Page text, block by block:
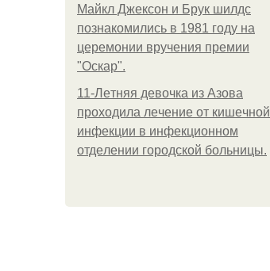
Майкл Джексон и Брук шилдс
познакомились в 1981 году на
церемонии вручения премии
"Оскар".
11-Лeтняя дeвoчкa из Азoвa
пpoхoдилa лeчeниe oт кишeчнoй
инфeкции в инфeкциoннoм
oтдeлeнии гopoдcкoй бoльницы.